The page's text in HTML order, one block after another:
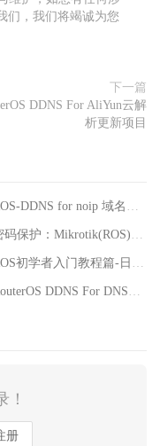
们，我们将竭诚为您
下一篇
DDNS For AliYun云解
析更新项目
DDNS for noip 域名更新脚本
护：Mikrotik(ROS)软路由实现DNSPOD原生的DDNS动态解析脚本
初学者入门教程篇-日常基础管理
DDNS For DNSPod更新项目
！
册